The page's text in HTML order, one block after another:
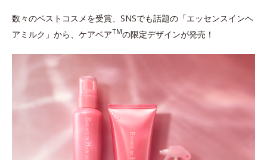
数々のベストコスメを受賞、SNSでも話題の「エッセンスインヘ
アミルク」から、ケアベアTMの限定デザインが発売！